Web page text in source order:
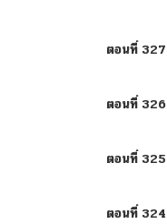
ตอนที่ 327
ตอนที่ 326
ตอนที่ 325
ตอนที่ 324